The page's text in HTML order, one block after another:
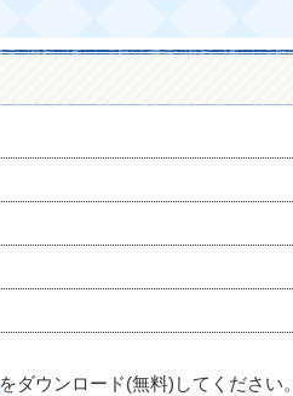
をダウンロード(無料)してください。